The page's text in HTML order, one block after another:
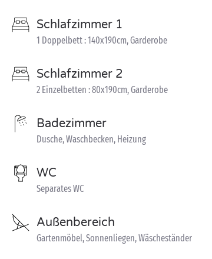
Schlafzimmer 1
1 Doppelbett : 140x190cm, Garderobe
Schlafzimmer 2
2 Einzelbetten : 80x190cm, Garderobe
Badezimmer
Dusche, Waschbecken, Heizung
WC
Separates WC
Außenbereich
Gartenmöbel, Sonnenliegen, Wäscheständer